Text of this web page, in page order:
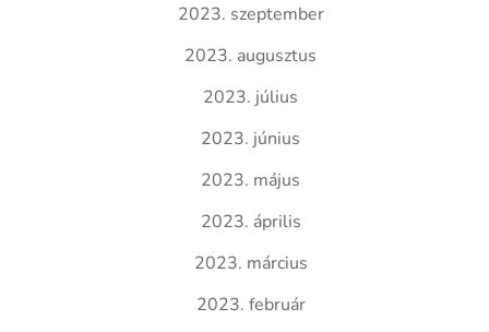
2023. szeptember
2023. augusztus
2023. július
2023. június
2023. május
2023. április
2023. március
2023. február